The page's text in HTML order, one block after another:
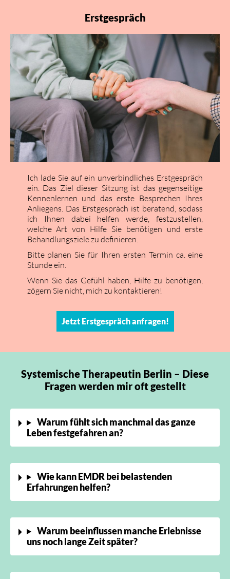
Erstgespräch
Ich lade Sie auf ein unverbindliches Erstgespräch
ein. Das Ziel dieser Sitzung ist das gegenseitige
Kennenlernen und das erste Besprechen Ihres
Anliegens. Das Erstgespräch ist beratend, sodass
ich Ihnen dabei helfen werde, festzustellen,
welche Art von Hilfe Sie benötigen und erste
Behandlungsziele zu definieren.
Bitte planen Sie für Ihren ersten Termin ca. eine
Stunde ein.
Wenn Sie das Gefühl haben, Hilfe zu benötigen,
zögern Sie nicht, mich zu kontaktieren!
Jetzt Erstgespräch anfragen!
Systemische Therapeutin Berlin – Diese
Fragen werden mir oft gestellt
Warum fühlt sich manchmal das ganze
Leben festgefahren an?
Wie kann EMDR bei belastenden
Erfahrungen helfen?
Warum beeinflussen manche Erlebnisse
uns noch lange Zeit später?